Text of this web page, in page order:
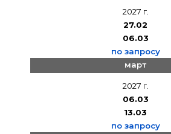
2027 г.
27.02
06.03
по запросу
март
2027 г.
06.03
13.03
по запросу